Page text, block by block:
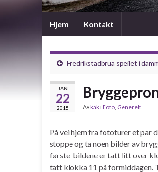
Hjem Kontakt
Fredrikstadbrua speilet i
JAN
22
2015 AvkakiFoto, Generelt
På vei hjem fra fototurer et par
stoppe og ta noen bilder av
første bildene er tatt litt over
tatt klokka 11 på formiddagen.